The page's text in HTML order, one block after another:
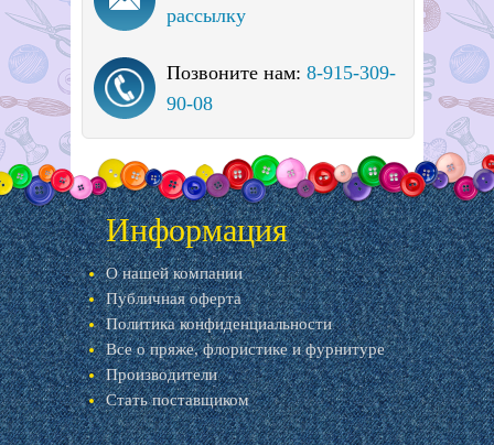
рассылку
Позвоните нам: 8-915-309-
90-08
Информация
О нашей компании
Публичная оферта
Политика конфиденциальности
Все о пряже, флористике и фурнитуре
Производители
Стать поставщиком